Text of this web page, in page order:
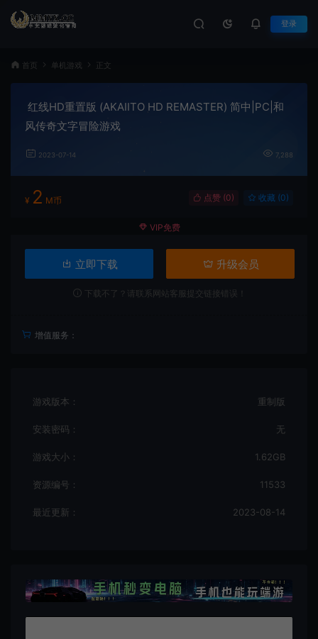
登录
首页 单机游戏 正文
红线HD重置版 (AKAIITO HD REMASTER) 简中|PC|和
风传奇文字冒险游戏
2023-07-14 7,288
¥ 2 M币 点赞 (0) 收藏 (0)
VIP免费
立即下载 升级会员
下载不了？请联系网站客服提交链接错误！
增值服务：
游戏版本： 重制版
安装密码： 无
游戏大小： 1.62GB
资源编号： 11533
最近更新： 2023-08-14